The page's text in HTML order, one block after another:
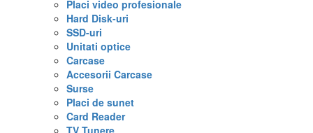
Placi video profesionale
Hard Disk-uri
SSD-uri
Unitati optice
Carcase
Accesorii Carcase
Surse
Placi de sunet
Card Reader
TV Tunere